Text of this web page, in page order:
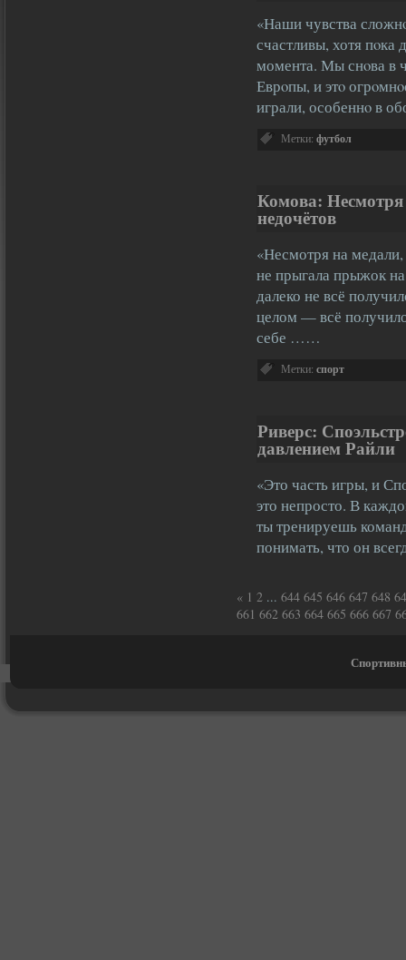
«Наши чувства
счастливы, хотя пοка
момента. Мы снοва в
Еврοпы, и этο
играли, особеннο в
Метки: футбол
Комова:
недочётов
«Несмотря на
не прыгала прыжок
далеко не всё
целом — всё
себе ……
Метки: спорт
Риверс:
давлением Райли
«Это часть игры, и
это непросто. В
ты тренируешь
понимать, что он
« 1 2 ... 644 645 646 647 648
661 662 663 664 665 666 667